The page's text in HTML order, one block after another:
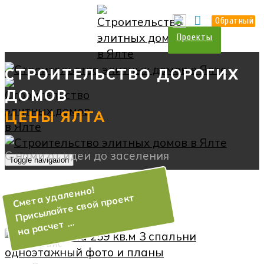
Проекты
Обратный
Toggle navigation
О нас
Услуги
Прайс
СТРОИТЕЛЬСТВО ДОРОГИХ
ДОМОВ